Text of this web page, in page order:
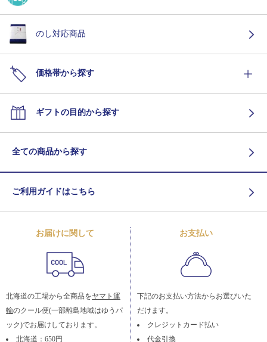
のし対応商品
価格帯から探す
ギフトの目的から探す
全ての商品から探す
ご利用ガイドはこちら
お届けに関して
北海道の工場から全商品をヤマト運
輸のクール便(一部離島地域はゆうパ
ック)でお届けしております。
北海道：650円
お支払い
下記のお支払い方法からお選びいた
だけます。
クレジットカード払い
代金引換